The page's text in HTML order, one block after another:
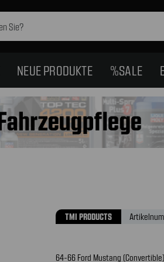
NEUE PRODUKTE %SALE
TMI PRODUCTS
64-66 Ford Mustang (Convertible)